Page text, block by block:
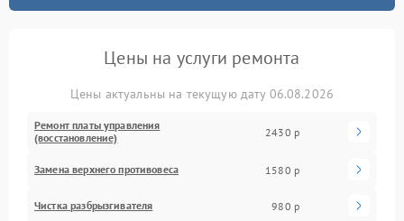
Цены на услуги ремонта
Цены актуальны на текущую дату 06.08.2026
Ремонт платы управления
(восстановление)
2430 р
Замена верхнего противовеса 1580 р
Чистка разбрызгивателя 980 р